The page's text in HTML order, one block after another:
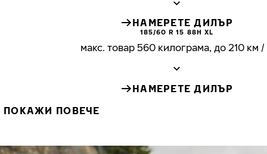
НАМЕРЕТЕ ДИЛЪР
185/60 R 15 88H XL
макс. товар 560 килограма, до 210 км /
НАМЕРЕТЕ ДИЛЪР
ПОКАЖИ ПОВЕЧЕ